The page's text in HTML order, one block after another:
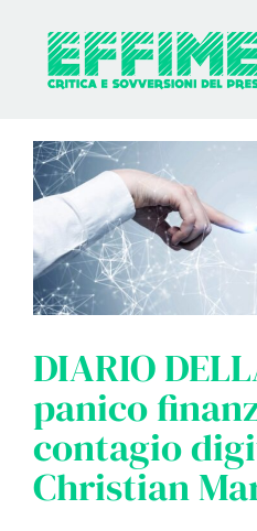
contenuto
DIARIO
panico
contagio
Christian